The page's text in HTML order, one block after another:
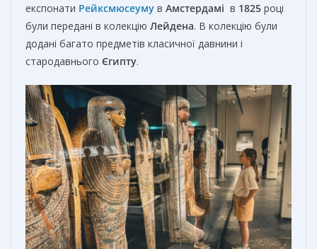
експонати Рейксмюсеуму в Амстердамі в 1825 році
були передані в колекцію Лейдена. В колекцію були
додані багато предметів класичної давнини і
стародавнього Єгипту.